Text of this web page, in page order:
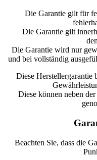
Die Garantie gilt für
Die Garantie gilt
Die Garantie wird nur
und bei vollständig
Diese Herstellergarantie
Diese können neben
Beachten Sie, dass die